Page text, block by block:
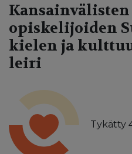
Kansainvälisten
opiskelijoiden
kielen ja
leiri
Tykätty